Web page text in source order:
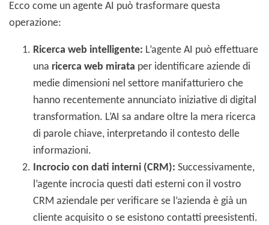
Ecco come un agente AI può trasformare questa
operazione:
Ricerca web intelligente: L’agente AI può effettuare
una ricerca web mirata per identificare aziende di
medie dimensioni nel settore manifatturiero che
hanno recentemente annunciato iniziative di digital
transformation. L’AI sa andare oltre la mera ricerca
di parole chiave, interpretando il contesto delle
informazioni.
Incrocio con dati interni (CRM): Successivamente,
l’agente incrocia questi dati esterni con il vostro
CRM aziendale per verificare se l’azienda è già un
cliente acquisito o se esistono contatti preesistenti.